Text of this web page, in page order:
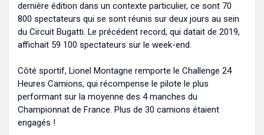
dernière édition dans un contexte particulier, ce sont 70
800 spectateurs qui se sont réunis sur deux jours au sein
du Circuit Bugatti. Le précédent record, qui datait de 2019,
affichait 59 100 spectateurs sur le week-end.
Côté sportif, Lionel Montagne remporte le Challenge 24
Heures Camions, qui récompense le pilote le plus
performant sur la moyenne des 4 manches du
Championnat de France. Plus de 30 camions étaient
engagés !